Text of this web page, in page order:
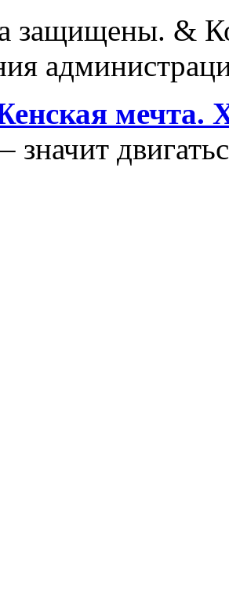
защищены. &
мечта.
значит